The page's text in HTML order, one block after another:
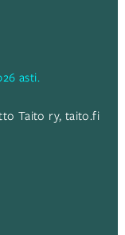
asti.
Taito ry, taito.fi